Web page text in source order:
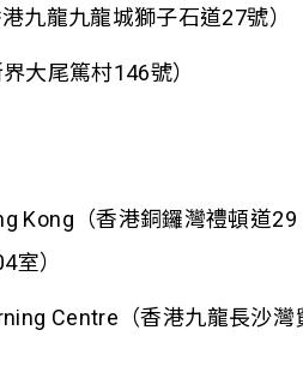
九龍九龍城獅子石道27號）
大尾篤村146號）
Kong（香港銅鑼灣禮頓道29
室）
Centre（香港九龍長沙灣